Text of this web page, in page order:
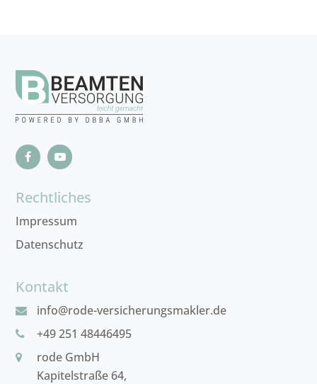
Rechtliches
Impressum
Datenschutz
Kontakt
info@rode-versicherungsmakler.de
+49 251 48446495
rode GmbH
Kapitelstraße 64,